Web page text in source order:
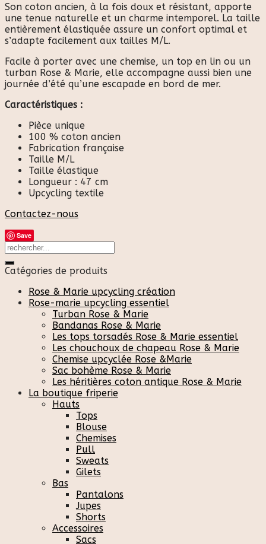
Son coton ancien, à la fois doux et résistant, apporte
une tenue naturelle et un charme intemporel. La taille
entièrement élastiquée assure un confort optimal et
s’adapte facilement aux tailles M/L.
Facile à porter avec une chemise, un top en lin ou un
turban Rose & Marie, elle accompagne aussi bien une
journée d’été qu’une escapade en bord de mer.
Caractéristiques :
Pièce unique
100 % coton ancien
Fabrication française
Taille M/L
Taille élastique
Longueur : 47 cm
Upcycling textile
Contactez-nous
Save
Catégories de produits
Rose & Marie upcycling création
Rose-marie upcycling essentiel
Turban Rose & Marie
Bandanas Rose & Marie
Les tops torsadés Rose & Marie essentiel
Les chouchoux de chapeau Rose & Marie
Chemise upcyclée Rose &Marie
Sac bohème Rose & Marie
Les héritières coton antique Rose & Marie
La boutique friperie
Hauts
Tops
Blouse
Chemises
Pull
Sweats
Gilets
Bas
Pantalons
Jupes
Shorts
Accessoires
Sacs